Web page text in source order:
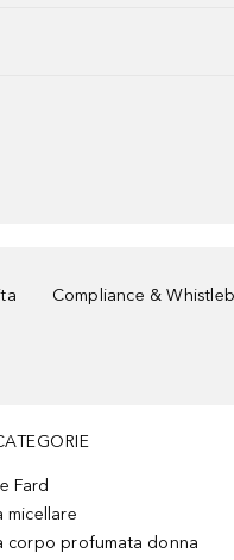
Compliance &
Fard
micellare
corpo profumata donna